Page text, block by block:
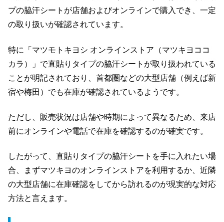
プの脇汗シートが店舗およびオンラインで購入でき、一定
の取り扱いが確認されています。
特に「マツモトキヨシ オンラインストア（マツキヨココ
カラ）」で直貼りタイプの脇汗シートが取り扱われている
ことが明記されており、首都圏などの大型店舗（例えば新
宿や梅田）でも在庫が確認されているようです。
ただし、販売状況は店舗や時期によって異なるため、来店
前にオンラインや電話で在庫を確認するのが確実です。
したがって、直貼りタイプの脇汗シートを手に入れたい場
合、まずマツキヨのオンラインストアを利用するか、近隣
の大型店舗に在庫確認をしてから訪れるのが現実的な対応
方法と言えます。